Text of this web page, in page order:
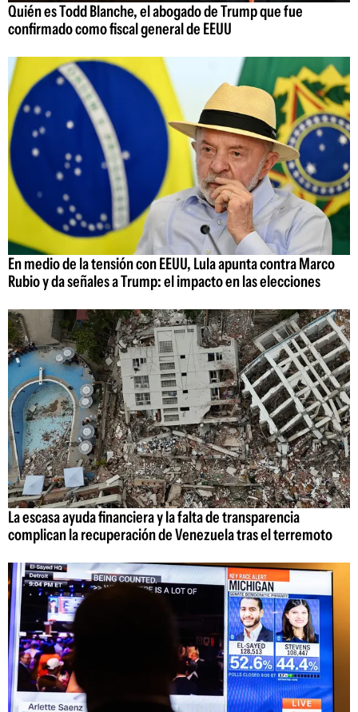
Quién es Todd Blanche, el abogado de Trump que fue
confirmado como fiscal general de EEUU
En medio de la tensión con EEUU, Lula apunta contra Marco
Rubio y da señales a Trump: el impacto en las elecciones
La escasa ayuda financiera y la falta de transparencia
complican la recuperación de Venezuela tras el terremoto